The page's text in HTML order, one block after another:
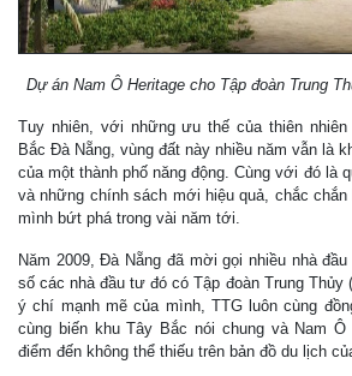
Dự án Nam Ô Heritage cho Tập đoàn Trung
Tuy nhiên, với những ưu thế của thiên
Bắc Đà Nẵng, vùng đất này nhiều năm vẫn là
của một thành phố năng động. Cùng với đó là
và những chính sách mới hiệu quả, chắc
mình bứt phá trong vài năm tới.
Năm 2009, Đà Nẵng đã mời gọi nhiều nhà
số các nhà đầu tư đó có Tập đoàn Trung
ý chí mạnh mẽ của mình, TTG luôn cùng
cùng biến khu Tây Bắc nói chung và Nam
điểm đến không thể thiếu trên bản đồ du lịch